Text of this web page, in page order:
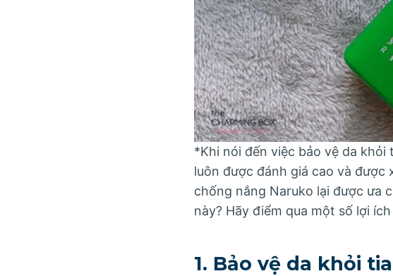
*Khi nói đến việc bảo vệ da
luôn được đánh giá cao và được
chống nắng Naruko lại được ưa
này? Hãy điểm qua một số lợi
1. Bảo vệ da khỏi